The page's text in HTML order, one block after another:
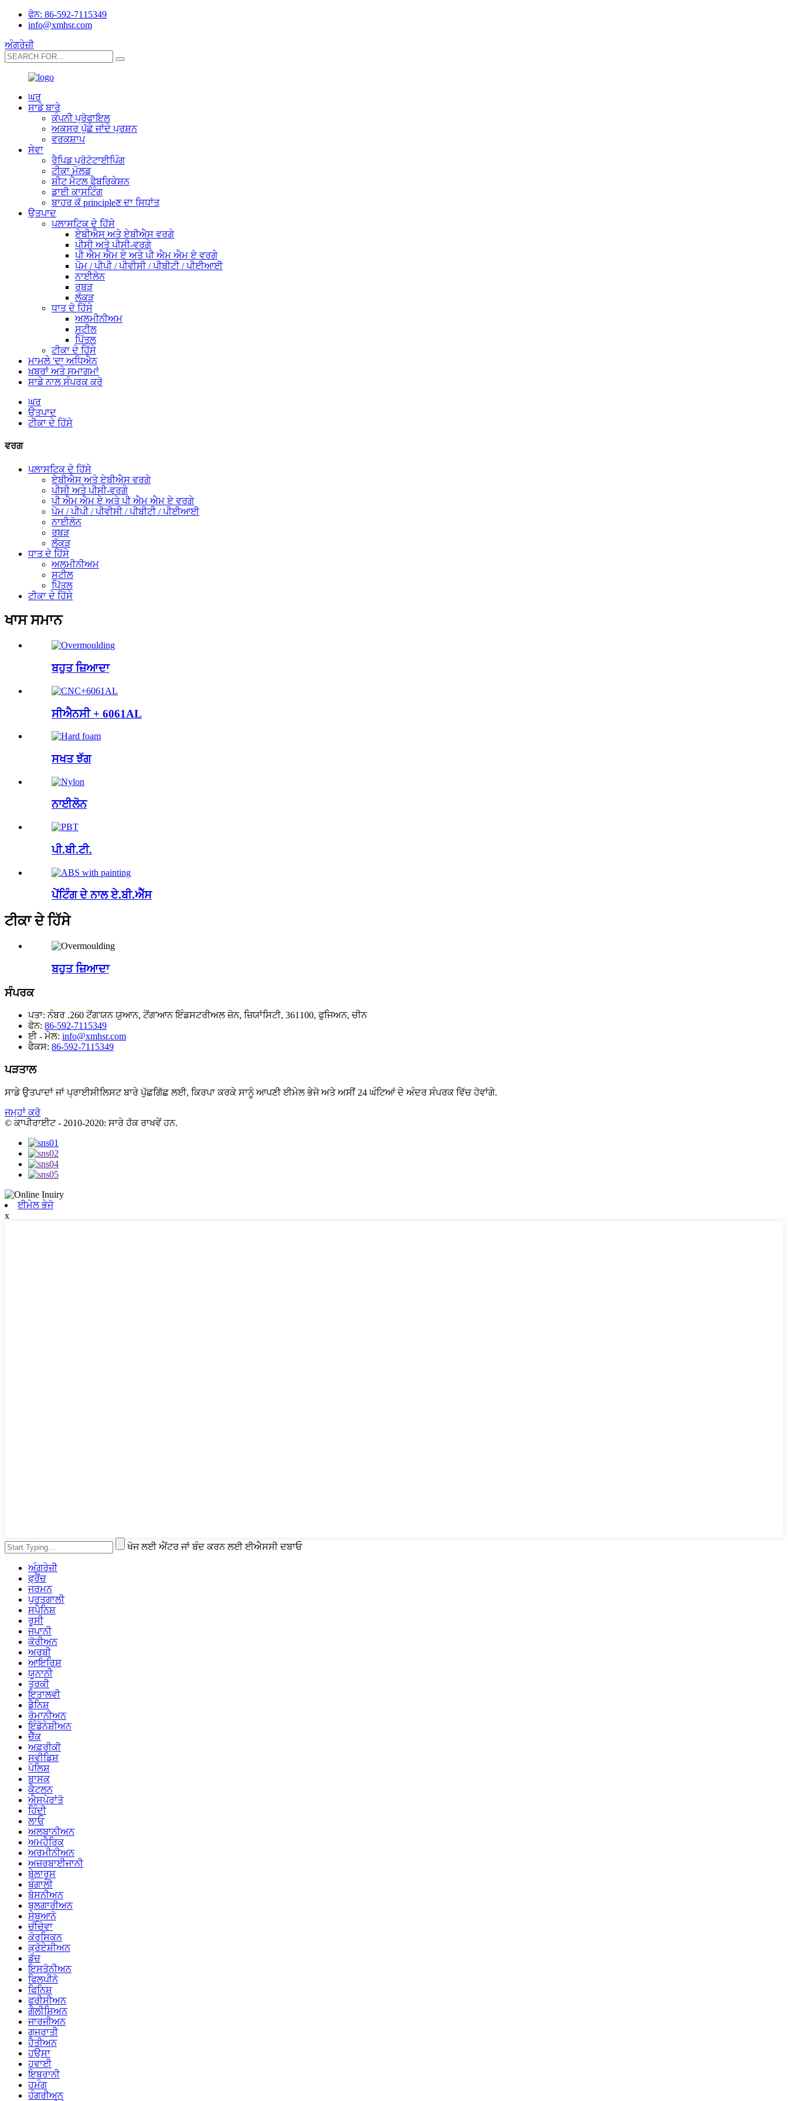
ਫੋਨ: 86-592-7115349
info@xmhsr.com
ਅੰਗਰੇਜ਼ੀ
ਘਰ
ਸਾਡੇ ਬਾਰੇ
ਕੰਪਨੀ ਪ੍ਰੋਫਾਇਲ
ਅਕਸਰ ਪੁੱਛੇ ਜਾਂਦੇ ਪ੍ਰਸ਼ਨ
ਵਰਕਸ਼ਾਪ
ਸੇਵਾ
ਰੈਪਿਡ ਪ੍ਰੋਟੋਟਾਈਪਿੰਗ
ਟੀਕਾ ਮੋਲਡ
ਸ਼ੀਟ ਮੈਟਲ ਫੈਬਰਿਕੇਸ਼ਨ
ਡਾਈ ਕਾਸਟਿੰਗ
ਬਾਹਰ ਕੱ principleਣ ਦਾ ​​ਸਿਧਾਂਤ
ਉਤਪਾਦ
ਪਲਾਸਟਿਕ ਦੇ ਹਿੱਸੇ
ਏਬੀਐਸ ਅਤੇ ਏਬੀਐਸ ਵਰਗੇ
ਪੀਸੀ ਅਤੇ ਪੀਸੀ-ਵਰਗੇ
ਪੀ ਐਮ ਐਮ ਏ ਅਤੇ ਪੀ ਐਮ ਐਮ ਏ ਵਰਗੇ
ਪੋਮ / ਪੀਪੀ / ਪੀਵੀਸੀ / ਪੀਬੀਟੀ / ਪੀਈਆਈ
ਨਾਈਲੋਨ
ਰਬੜ
ਲੱਕੜ
ਧਾਤ ਦੇ ਹਿੱਸੇ
ਅਲਮੀਨੀਅਮ
ਸਟੀਲ
ਪਿੱਤਲ
ਟੀਕਾ ਦੇ ਹਿੱਸੇ
ਮਾਮਲੇ 'ਦਾ ਅਧਿਐਨ
ਖ਼ਬਰਾਂ ਅਤੇ ਸਮਾਗਮਾਂ
ਸਾਡੇ ਨਾਲ ਸੰਪਰਕ ਕਰੋ
ਘਰ
ਉਤਪਾਦ
ਟੀਕਾ ਦੇ ਹਿੱਸੇ
ਵਰਗ
ਪਲਾਸਟਿਕ ਦੇ ਹਿੱਸੇ
ਏਬੀਐਸ ਅਤੇ ਏਬੀਐਸ ਵਰਗੇ
ਪੀਸੀ ਅਤੇ ਪੀਸੀ-ਵਰਗੇ
ਪੀ ਐਮ ਐਮ ਏ ਅਤੇ ਪੀ ਐਮ ਐਮ ਏ ਵਰਗੇ
ਪੋਮ / ਪੀਪੀ / ਪੀਵੀਸੀ / ਪੀਬੀਟੀ / ਪੀਈਆਈ
ਨਾਈਲੋਨ
ਰਬੜ
ਲੱਕੜ
ਧਾਤ ਦੇ ਹਿੱਸੇ
ਅਲਮੀਨੀਅਮ
ਸਟੀਲ
ਪਿੱਤਲ
ਟੀਕਾ ਦੇ ਹਿੱਸੇ
ਖਾਸ ਸਮਾਨ
ਬਹੁਤ ਜ਼ਿਆਦਾ
ਸੀਐਨਸੀ + 6061AL
ਸਖਤ ਝੱਗ
ਨਾਈਲੋਨ
ਪੀ.ਬੀ.ਟੀ.
ਪੇਂਟਿੰਗ ਦੇ ਨਾਲ ਏ.ਬੀ.ਐੱਸ
ਟੀਕਾ ਦੇ ਹਿੱਸੇ
ਬਹੁਤ ਜ਼ਿਆਦਾ
ਸੰਪਰਕ
ਪਤਾ: ਨੰਬਰ .260 ਟੋਂਗ'ਯਨ ਯੁਆਨ, ਟੋਂਗ'ਆਨ ਇੰਡਸਟਰੀਅਲ ਜ਼ੋਨ, ਜ਼ਿਯਾਂਸਿਟੀ, 361100, ਫੁਜਿਅਨ, ਚੀਨ
ਫੋਨ: 86-592-7115349
ਈ - ਮੇਲ: info@xmhsr.com
ਫੈਕਸ: 86-592-7115349
ਪੜਤਾਲ
ਸਾਡੇ ਉਤਪਾਦਾਂ ਜਾਂ ਪ੍ਰਾਈਸੀਲਿਸਟ ਬਾਰੇ ਪੁੱਛਗਿੱਛ ਲਈ, ਕਿਰਪਾ ਕਰਕੇ ਸਾਨੂੰ ਆਪਣੀ ਈਮੇਲ ਭੇਜੋ ਅਤੇ ਅਸੀਂ 24 ਘੰਟਿਆਂ ਦੇ ਅੰਦਰ ਸੰਪਰਕ ਵਿੱਚ ਹੋਵਾਂਗੇ.
ਜਮ੍ਹਾਂ ਕਰੋ
© ਕਾਪੀਰਾਈਟ - 2010-2020: ਸਾਰੇ ਹੱਕ ਰਾਖਵੇਂ ਹਨ.
ਈਮੇਲ ਭੇਜੋ
x
ਖੋਜ ਲਈ ਐਂਟਰ ਜਾਂ ਬੰਦ ਕਰਨ ਲਈ ਈਐਸਸੀ ਦਬਾਓ
ਅੰਗਰੇਜ਼ੀ
ਫ੍ਰੈਂਚ
ਜਰਮਨ
ਪੁਰਤਗਾਲੀ
ਸਪੈਨਿਸ਼
ਰੂਸੀ
ਜਪਾਨੀ
ਕੋਰੀਅਨ
ਅਰਬੀ
ਆਇਰਿਸ਼
ਯੂਨਾਨੀ
ਤੁਰਕੀ
ਇਤਾਲਵੀ
ਡੈਨਿਸ਼
ਰੋਮਾਨੀਅਨ
ਇੰਡੋਨੇਸ਼ੀਅਨ
ਚੈੱਕ
ਅਫ਼ਰੀਕੀ
ਸਵੀਡਿਸ਼
ਪੋਲਿਸ਼
ਬਾਸਕ
ਕੈਟਲਨ
ਐਸਪੇਰਾਂਤੋ
ਹਿੰਦੀ
ਲਾਓ
ਅਲਬਾਨੀਅਨ
ਅਮਹੈਰਿਕ
ਅਰਮੀਨੀਅਨ
ਅਜ਼ਰਬਾਈਜਾਨੀ
ਬੇਲਾਰੂਸ
ਬੰਗਾਲੀ
ਬੋਸਨੀਅਨ
ਬੁਲਗਾਰੀਅਨ
ਸੇਬੂਆਨੋ
ਚੀਚੇਵਾ
ਕੋਰਸਿਕਨ
ਕ੍ਰੋਏਸ਼ੀਅਨ
ਡੱਚ
ਇਸਤੋਨੀਅਨ
ਫਿਲਪੀਨੋ
ਫਿਨਿਸ਼
ਫਰੀਸੀਅਨ
ਗੈਲੀਸ਼ਿਅਨ
ਜਾਰਜੀਅਨ
ਗੁਜਰਾਤੀ
ਹੈਤੀਅਨ
ਹਉਸਾ
ਹਵਾਈ
ਇਬਰਾਨੀ
ਹਮੰਗ
ਹੰਗਰੀਅਨ